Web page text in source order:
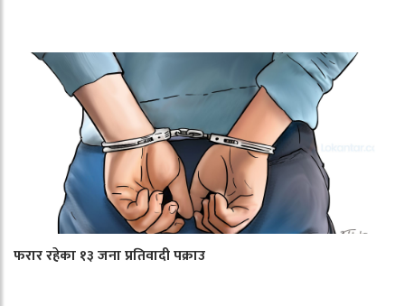
फरार रहेका १३ जना प्रतिवादी पक्राउ